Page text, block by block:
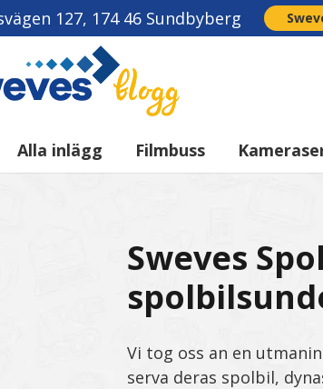
127, 174 46 Sundbyberg
Alla inlägg Filmbuss
Sweves
Vi tog oss an en
serva deras spolbil,